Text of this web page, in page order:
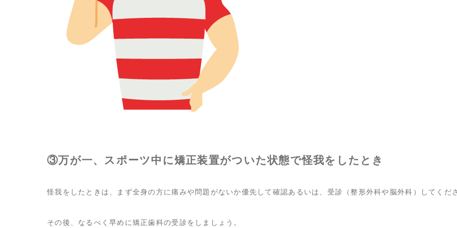
③万が一、スポーツ中に矯正装置がついた状態で怪我をしたとき
怪我をしたときは、まず全身の方に痛みや問題がないか優先して確認あるいは、受診（整形外科や脳外科）してくだ
その後、なるべく早めに矯正歯科の受診をしましょう。